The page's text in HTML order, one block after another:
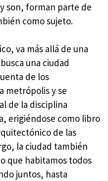
son, forman parte de
como sujeto.
va más allá de una
una ciudad
de los
metrópolis y se
de la disciplina
erigiéndose como libro
de las
la ciudad también
que habitamos todos
juntos, hasta